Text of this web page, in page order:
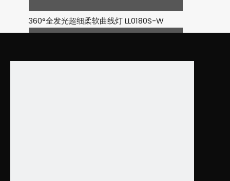
360°全发光超细柔软曲线灯 LL0180S-W